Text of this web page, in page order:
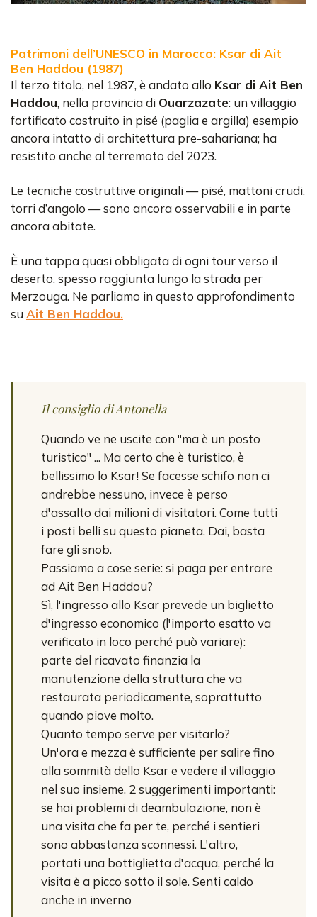
Patrimoni dell’UNESCO in Marocco: Ksar di Ait
Ben Haddou (1987)
Il terzo titolo, nel 1987, è andato allo Ksar di Ait Ben
Haddou, nella provincia di Ouarzazate: un villaggio
fortificato costruito in pisé (paglia e argilla) esempio
ancora intatto di architettura pre-sahariana; ha
resistito anche al terremoto del 2023.
Le tecniche costruttive originali — pisé, mattoni crudi,
torri d’angolo — sono ancora osservabili e in parte
ancora abitate.
È una tappa quasi obbligata di ogni tour verso il
deserto, spesso raggiunta lungo la strada per
Merzouga. Ne parliamo in questo approfondimento
su Ait Ben Haddou.
Il consiglio di Antonella
Quando ve ne uscite con "ma è un posto
turistico" ... Ma certo che è turistico, è
bellissimo lo Ksar! Se facesse schifo non ci
andrebbe nessuno, invece è perso
d'assalto dai milioni di visitatori. Come tutti
i posti belli su questo pianeta. Dai, basta
fare gli snob.
Passiamo a cose serie: si paga per entrare
ad Ait Ben Haddou?
Sì, l'ingresso allo Ksar prevede un biglietto
d'ingresso economico (l'importo esatto va
verificato in loco perché può variare):
parte del ricavato finanzia la
manutenzione della struttura che va
restaurata periodicamente, soprattutto
quando piove molto.
Quanto tempo serve per visitarlo?
Un'ora e mezza è sufficiente per salire fino
alla sommità dello Ksar e vedere il villaggio
nel suo insieme. 2 suggerimenti importanti:
se hai problemi di deambulazione, non è
una visita che fa per te, perché i sentieri
sono abbastanza sconnessi. L'altro,
portati una bottiglietta d'acqua, perché la
visita è a picco sotto il sole. Senti caldo
anche in inverno